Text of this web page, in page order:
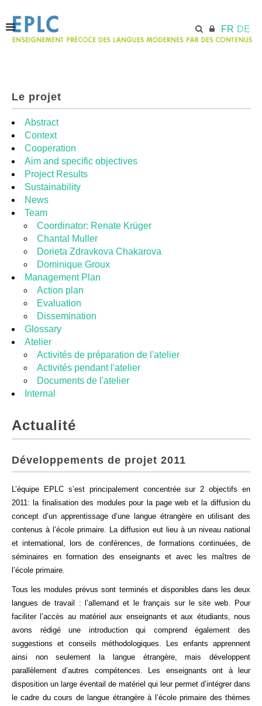
FR DE
MODULES
RESSOURCES
Le projet
Abstract
Context
Cooperation
Aim and specific objectives
Project Results
Sustainability
News
Team
Coordinator: Renate Krüger
Chantal Muller
Dorieta Zdravkova Chakarova
Dominique Groux
Management Plan
Action plan
Evaluation
Dissemination
Glossary
Atelier
Activités de préparation de l'atelier
Activités pendant l'atelier
Documents de l'atelier
Internal
Actualité
Développements de projet 2011
L’équipe EPLC s’est principalement concentrée sur 2 objectifs en
2011: la finalisation des modules pour la page web et la diffusion du
concept d’un apprentissage d’une langue étrangère en utilisant des
contenus à l’école primaire. La diffusion eut lieu à un niveau national
et international, lors de conférences, de formations continuées, de
séminaires en formation des enseignants et avec les maîtres de
l’école primaire.
Tous les modules prévus sont terminés et disponibles dans les deux
langues de travail : l’allemand et le français sur le site web. Pour
faciliter l’accès au matériel aux enseignants et aux étudiants, nous
avons rédigé une introduction qui comprend également des
suggestions et conseils méthodologiques. Les enfants apprennent
ainsi non seulement la langue étrangère, mais développent
parallèlement d’autres compétences. Les enseignants ont à leur
disposition un large éventail de matériel qui leur permet d’intégrer dans
le cadre du cours de langue étrangère à l’école primaire des thèmes